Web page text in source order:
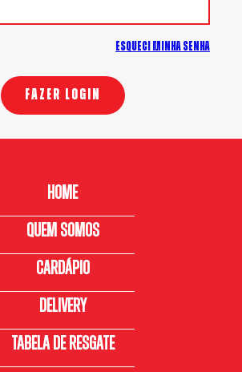
ESQUECI MINHA SENHA
HOME
QUEM SOMOS
CARDÁPIO
DELIVERY
TABELA DE RESGATE